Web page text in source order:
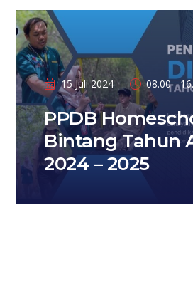
15 Juli 2024 08.00 -
PPDB
Bintang Tahun
2024 – 2025